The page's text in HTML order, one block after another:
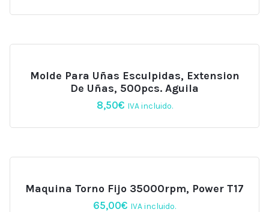
Molde Para Uñas Esculpidas, Extension
De Uñas, 500pcs. Aguila
8,50€ IVA incluido.
Maquina Torno Fijo 35000rpm, Power T17
65,00€ IVA incluido.